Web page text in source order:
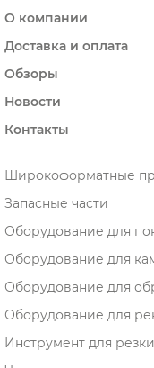
О компании
Доставка и оплата
Обзоры
Новости
Контакты
Широкоформатные
Запасные части
Оборудование для
Оборудование для
Оборудование для
Оборудование для
Инструмент для